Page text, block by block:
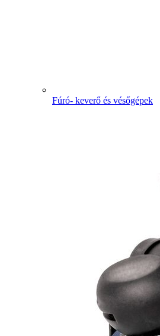
Fúró- keverő és vésőgépek